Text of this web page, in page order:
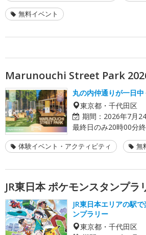
無料イベント
Marunouchi Street Park
丸の内仲通りが一日
東京都・千代田区
期間： 2026年7月
最終日のみ20時00分
体験イベント・アクティビティ 無
JR東日本 ポケモンスタンプラ
JR東日本エリアの駅
ンプラリー
東京都・千代田区